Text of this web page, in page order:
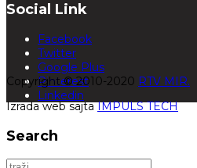
Social Link
Facebook
Twitter
Google Plus
Pinterest
Linkedin
Copyright © 2010-2020 RTV MIR.
Izrada web sajtaIMPULS TECH
Search